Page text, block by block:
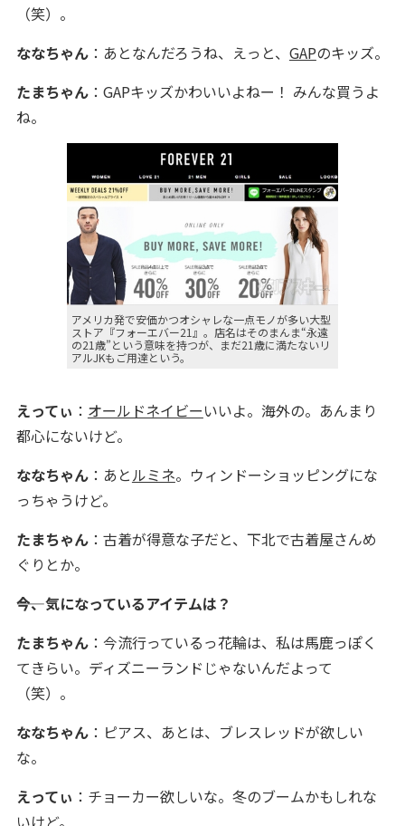
（笑）。
ななちゃん：あとなんだろうね、えっと、 GAPのキッズ。
たまちゃん：GAPキッズかわいいよねー！ みんな買うよ
ね。
アメリカ発で安価かつオシャレな一点モノが多い大型
ストア『フォーエバー21』。店名はそのまんま“永遠
の21歳”という意味を持つが、まだ21歳に満たないリ
アルJKもご用達という。
えってぃ ： オールドネイビーいいよ。海外の。あんまり
都心にないけど。
ななちゃん：あとルミネ。ウィンドーショッピングにな
っちゃうけど。
たまちゃん：古着が得意な子だと、下北で古着屋さんめ
ぐりとか。
――今、気になっているアイテムは？
たまちゃん：今流行っているっ花輪は、私は馬鹿っぽく
てきらい。ディズニーランドじゃないんだよって
（笑）。
ななちゃん：ピアス、あとは、ブレスレッドが欲しい
な。
えってぃ ：チョーカー欲しいな。冬のブームかもしれな
いけど。